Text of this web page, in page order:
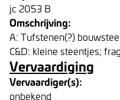
jc 2053 B
Omschrijving:
A: Tufstenen(?)
C&D: kleine steentjes;
Vervaardiging
Vervaardiger(s):
onbekend